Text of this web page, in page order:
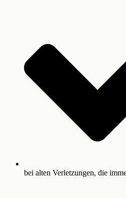
bei alten Verletzungen, die